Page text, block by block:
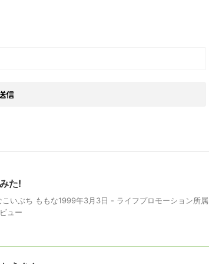
た!
いぶち ももな1999年3月3日 - ライフプロモーション所属
ュー